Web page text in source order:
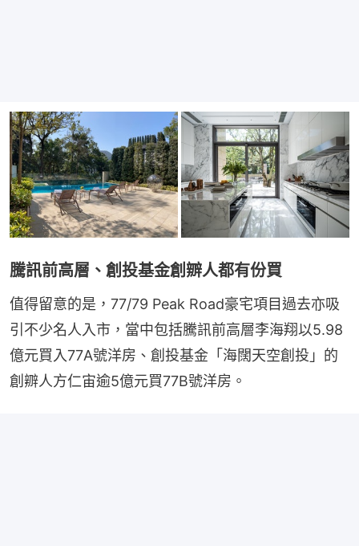
騰訊前高層、創投基金創辧人都有份買
值得留意的是，77/79 Peak Road豪宅項目過去亦吸
引不少名人入市，當中包括騰訊前高層李海翔以5.98
億元買入77A號洋房、創投基金「海闊天空創投」的
創辧人方仁宙逾5億元買77B號洋房。